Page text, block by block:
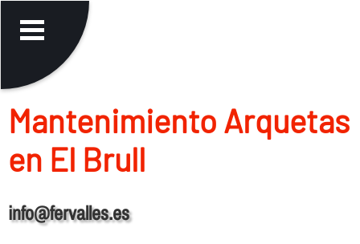
Mantenimiento Arquetas
en El Brull
info@fervalles.es